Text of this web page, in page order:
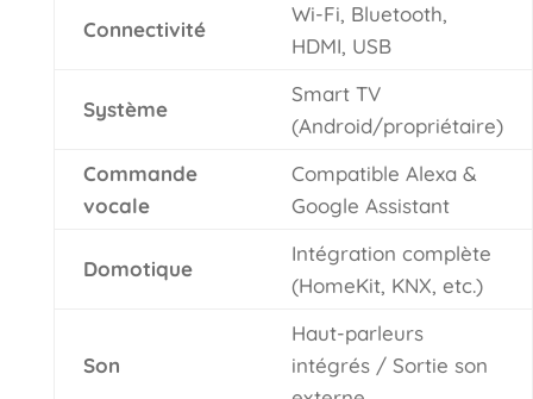
Connectivité
Wi-Fi, Bluetooth,
HDMI, USB
Système
Smart TV
(Android/propriétaire)
Commande
vocale
Compatible Alexa &
Google Assistant
Domotique
Intégration complète
(HomeKit, KNX, etc.)
Son
Haut-parleurs
intégrés / Sortie son